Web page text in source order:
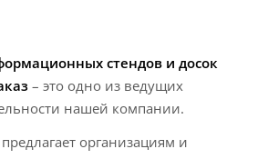
стендов и досок
– это одно из ведущих
нашей компании.
организациям и